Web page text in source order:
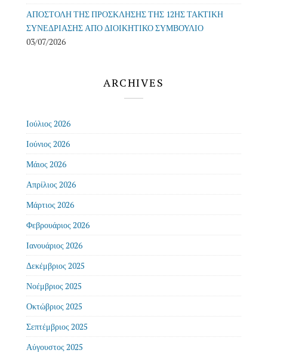
ΑΠΟΣΤΟΛΗ ΤΗΣ ΠΡΟΣΚΛΗΣΗΣ ΤΗΣ 12ΗΣ ΤΑΚΤΙΚΗ
ΣΥΝΕΔΡΙΑΣΗΣ ΑΠΟ ΔΙΟΙΚΗΤΙΚΟ ΣΥΜΒΟΥΛΙΟ
03/07/2026
ARCHIVES
Ιούλιος 2026
Ιούνιος 2026
Μάιος 2026
Απρίλιος 2026
Μάρτιος 2026
Φεβρουάριος 2026
Ιανουάριος 2026
Δεκέμβριος 2025
Νοέμβριος 2025
Οκτώβριος 2025
Σεπτέμβριος 2025
Αύγουστος 2025